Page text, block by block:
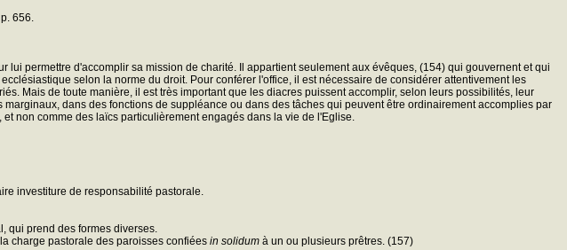
656.
permettre d'accomplir sa mission de charité. Il appartient seulement aux évêques, (154) qui gouvernent et qui
selon la norme du droit. Pour conférer l'office, il est nécessaire de considérer attentivement les
Mais de toute manière, il est très important que les diacres puissent accomplir, selon leurs possibilités, leur
dans des fonctions de suppléance ou dans des tâches qui peuvent être ordinairement accomplies par
non comme des laïcs particulièrement engagés dans la vie de l'Eglise.
investiture de responsabilité pastorale.
qui prend des formes diverses.
charge pastorale des paroisses confiées in solidum à un ou plusieurs prêtres. (157)